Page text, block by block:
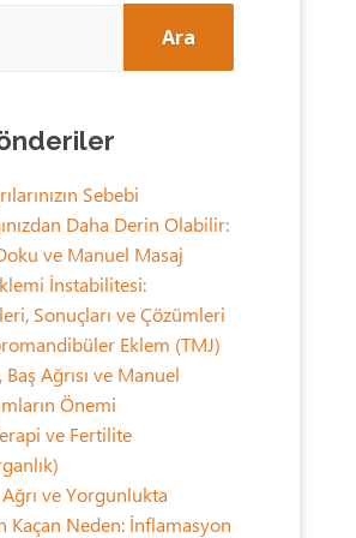
Ara
Sebebi
Daha Derin Olabilir:
ve Manuel Masaj
İnstabilitesi:
Sonuçları ve Çözümleri
Eklem (TMJ)
Baş Ağrısı ve Manuel
Önemi
ve Fertilite
ve Yorgunlukta
Kaçan Neden: İnflamasyon